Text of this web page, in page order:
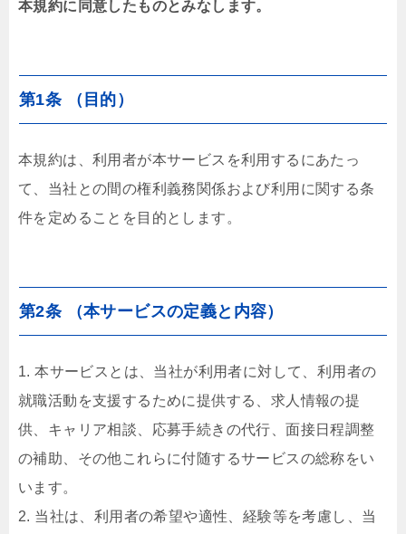
本規約に同意したものとみなします。
第1条 （目的）
本規約は、利用者が本サービスを利用するにあたっ
て、当社との間の権利義務関係および利用に関する条
件を定めることを目的とします。
第2条 （本サービスの定義と内容）
1. 本サービスとは、当社が利用者に対して、利用者の
就職活動を支援するために提供する、求人情報の提
供、キャリア相談、応募手続きの代行、面接日程調整
の補助、その他これらに付随するサービスの総称をい
います。
2. 当社は、利用者の希望や適性、経験等を考慮し、当